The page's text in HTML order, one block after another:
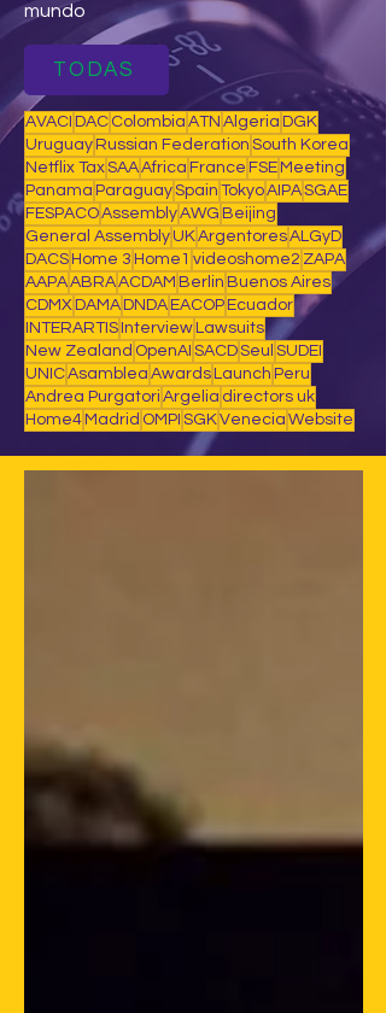
mundo
TODAS
AVACI DAC Colombia ATN Algeria DGK
Uruguay Russian Federation South Korea
Netflix TaxSAAAfrica France FSE Meeting
Panama ParaguaySpain TokyoAIPASGAE
FESPACOAssemblyAWG Beijing
General Assembly UKArgentoresALGyD
DACS Home 3 Home1 videoshome2 ZAPA
AAPAABRAACDAM Berlin Buenos Aires
CDMX DAMA DNDA EACOP Ecuador
INTERARTIS Interview Lawsuits
New Zealand OpenAI SACDSeul SUDEI
UNICAsamblea Awards Launch Peru
Andrea Purgatori Argelia directors uk
Home4 Madrid OMPI SGKVenecia Website